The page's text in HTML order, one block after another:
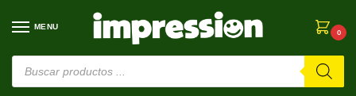
MENU
0
⚠️ Estamos en pruebas. Si algo falla, ¡Perdón!⚠️